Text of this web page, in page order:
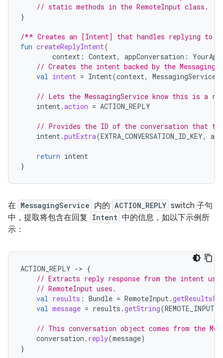
// static methods in the RemoteInput class.
}
/** Creates an [Intent] that handles replying to
fun createReplyIntent(
context : Context, appConversation :
// Creates the intent backed by the
val intent = Intent(context, MessagingService
// Lets the MessagingService know this is a
intent.action = ACTION_REPLY
// Provides the ID of the conversation that
intent.putExtra(EXTRA_CONVERSATION_ID_KEY,
return intent
}
在 MessagingService 内的 ACTION_REPLY switch 子句
中，提取将包含在回复 Intent 中的信息，如以下示例所
示：
ACTION_REPLY -> {
// Extracts reply response from the intent
// RemoteInput uses.
val results : Bundle = RemoteInput.
val message = results .getString(
// This conversation object comes from the
conversation . reply(message)
}